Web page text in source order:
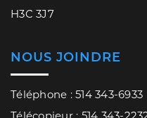
H3C 3J7
NOUS JOINDRE
Téléphone : 514 343-6933
Télécopieur : 514 343-